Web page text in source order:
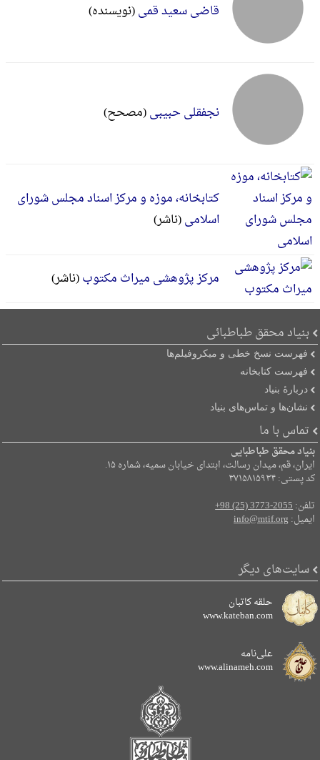
قاضی سعید قمی(نویسنده)
نجفقلی حبیبی(مصحح)
کتابخانه، موزه و مرکز اسناد مجلس شورای
اسلامی(ناشر)
مرکز پژوهشی میراث مکتوب(ناشر)
بنیاد محقق طباطبائی
فهرست نسخ خطی و میکروفیلم‌ها
فهرست کتابخانه
دربارۀ بنیاد
نشان‌ها و تماس‌های بنیاد
تماس با ما
بنیاد محقق طباطبایی
ایران، قم، میدان رسالت، ابتدای خیابان سمیه، شماره ۱۵.
کد پستی: ۳۷۱۵۸۱۵۹۳۴
تلفن:+98 (25) 3773-2055
ایمیل:info@mtif.org
سایت‌های دیگر
حلقه کاتبان
www.kateban.com
علی‌نامه
www.alinameh.com